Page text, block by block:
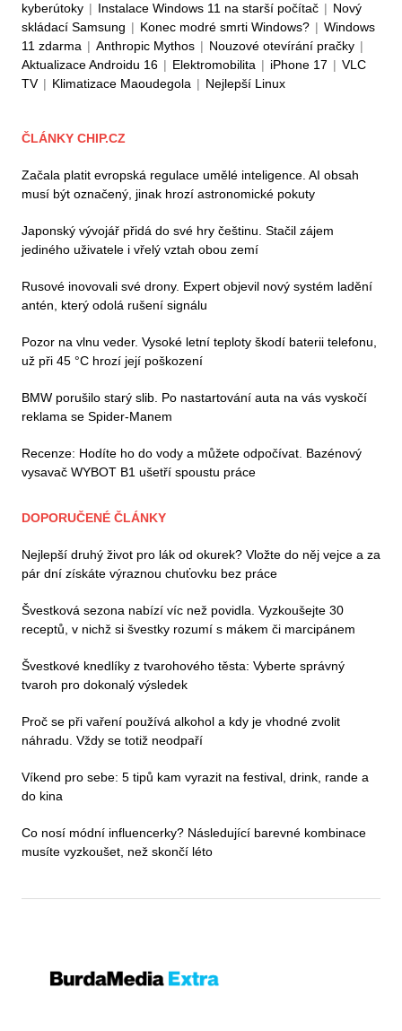
kyberútoky | Instalace Windows 11 na starší počítač | Nový
skládací Samsung | Konec modré smrti Windows? | Windows
11 zdarma | Anthropic Mythos | Nouzové otevírání pračky |
Aktualizace Androidu 16 | Elektromobilita | iPhone 17 | VLC
TV | Klimatizace Maoudegola | Nejlepší Linux
ČLÁNKY CHIP.CZ
Začala platit evropská regulace umělé inteligence. AI obsah
musí být označený, jinak hrozí astronomické pokuty
Japonský vývojář přidá do své hry češtinu. Stačil zájem
jediného uživatele i vřelý vztah obou zemí
Rusové inovovali své drony. Expert objevil nový systém ladění
antén, který odolá rušení signálu
Pozor na vlnu veder. Vysoké letní teploty škodí baterii telefonu,
už při 45 °C hrozí její poškození
BMW porušilo starý slib. Po nastartování auta na vás vyskočí
reklama se Spider-Manem
Recenze: Hodíte ho do vody a můžete odpočívat. Bazénový
vysavač WYBOT B1 ušetří spoustu práce
DOPORUČENÉ ČLÁNKY
Nejlepší druhý život pro lák od okurek? Vložte do něj vejce a za
pár dní získáte výraznou chuťovku bez práce
Švestková sezona nabízí víc než povidla. Vyzkoušejte 30
receptů, v nichž si švestky rozumí s mákem či marcipánem
Švestkové knedlíky z tvarohového těsta: Vyberte správný
tvaroh pro dokonalý výsledek
Proč se při vaření používá alkohol a kdy je vhodné zvolit
náhradu. Vždy se totiž neodpaří
Víkend pro sebe: 5 tipů kam vyrazit na festival, drink, rande a
do kina
Co nosí módní influencerky? Následující barevné kombinace
musíte vyzkoušet, než skončí léto